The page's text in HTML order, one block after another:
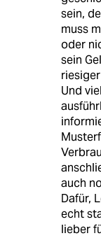
sein,
muss
oder
sein
Und
auch
Dafür,
echt
lieber